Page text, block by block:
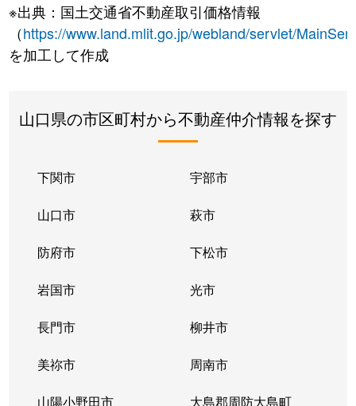
※出典：国土交通省不動産取引価格情報
（https://www.land.mlit.go.jp/webland/servlet/
を加工して作成
山口県の市区町村から不動産仲介情報を探す
下関市 宇部市
山口市 萩市
防府市 下松市
岩国市 光市
長門市 柳井市
美祢市 周南市
山陽小野田市 大島郡周防大島町